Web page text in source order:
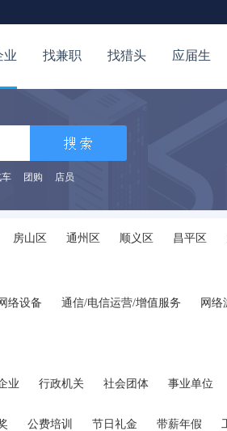
业 找兼职 找猎头 应届生
团购 店员
房山区 通州区 顺义区 昌平区
络设备 通信/电信运营/增值服务
网络
播 文字媒体/出版 印刷/包装/造纸
/搬家等) 交通/运输/物流
航天/航空
业 行政机关 社会团体 事业单位
公费培训 节日礼金 带薪年假